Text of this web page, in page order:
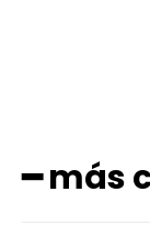
━ más